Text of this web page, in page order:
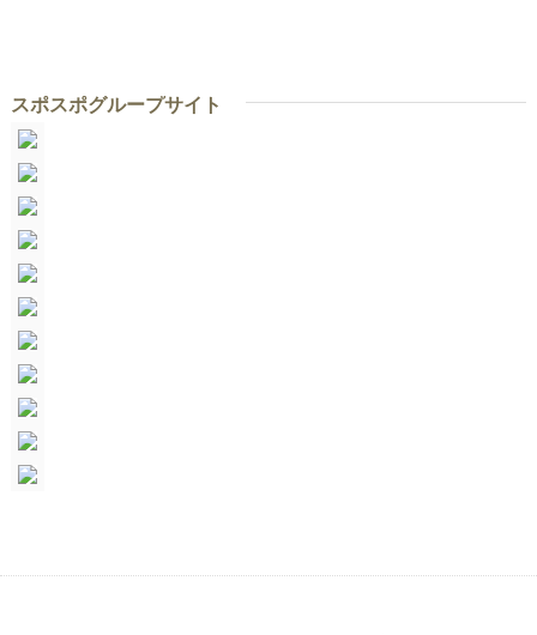
スポスポグループサイト